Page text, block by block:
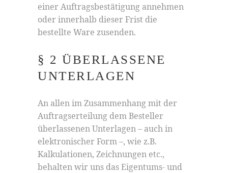
einer Auftragsbestätigung annehmen
oder innerhalb dieser Frist die
bestellte Ware zusenden.
§ 2 ÜBERLASSENE
UNTERLAGEN
An allen im Zusammenhang mit der
Auftragserteilung dem Besteller
überlassenen Unterlagen – auch in
elektronischer Form –, wie z.B.
Kalkulationen, Zeichnungen etc.,
behalten wir uns das Eigentums- und